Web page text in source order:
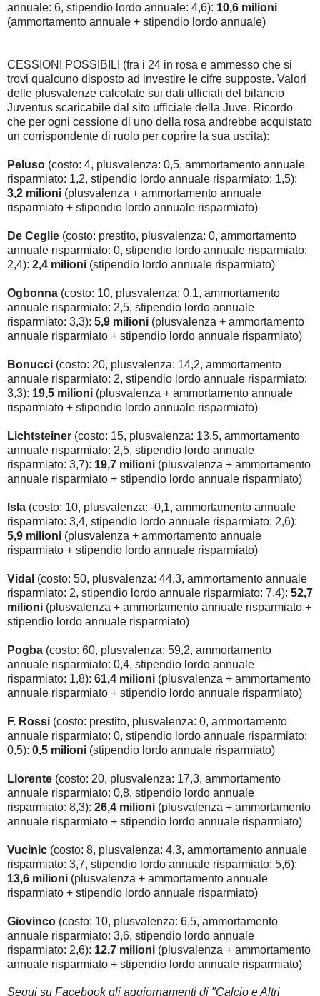
annuale: 6, stipendio lordo annuale: 4,6): 10,6 milioni
(ammortamento annuale + stipendio lordo annuale)
CESSIONI POSSIBILI (fra i 24 in rosa e ammesso che si
trovi qualcuno disposto ad investire le cifre supposte. Valori
delle plusvalenze calcolate sui dati ufficiali del bilancio
Juventus scaricabile dal sito ufficiale della Juve. Ricordo
che per ogni cessione di uno della rosa andrebbe acquistato
un corrispondente di ruolo per coprire la sua uscita):
Peluso (costo: 4, plusvalenza: 0,5, ammortamento annuale
risparmiato: 1,2, stipendio lordo annuale risparmiato: 1,5):
3,2 milioni (plusvalenza + ammortamento annuale
risparmiato + stipendio lordo annuale risparmiato)
De Ceglie (costo: prestito, plusvalenza: 0, ammortamento
annuale risparmiato: 0, stipendio lordo annuale risparmiato:
2,4): 2,4 milioni (stipendio lordo annuale risparmiato)
Ogbonna (costo: 10, plusvalenza: 0,1, ammortamento
annuale risparmiato: 2,5, stipendio lordo annuale
risparmiato: 3,3): 5,9 milioni (plusvalenza + ammortamento
annuale risparmiato + stipendio lordo annuale risparmiato)
Bonucci (costo: 20, plusvalenza: 14,2, ammortamento
annuale risparmiato: 2, stipendio lordo annuale risparmiato:
3,3): 19,5 milioni (plusvalenza + ammortamento annuale
risparmiato + stipendio lordo annuale risparmiato)
Lichtsteiner (costo: 15, plusvalenza: 13,5, ammortamento
annuale risparmiato: 2,5, stipendio lordo annuale
risparmiato: 3,7): 19,7 milioni (plusvalenza + ammortamento
annuale risparmiato + stipendio lordo annuale risparmiato)
Isla (costo: 10, plusvalenza: -0,1, ammortamento annuale
risparmiato: 3,4, stipendio lordo annuale risparmiato: 2,6):
5,9 milioni (plusvalenza + ammortamento annuale
risparmiato + stipendio lordo annuale risparmiato)
Vidal (costo: 50, plusvalenza: 44,3, ammortamento annuale
risparmiato: 2, stipendio lordo annuale risparmiato: 7,4): 52,7
milioni (plusvalenza + ammortamento annuale risparmiato +
stipendio lordo annuale risparmiato)
Pogba (costo: 60, plusvalenza: 59,2, ammortamento
annuale risparmiato: 0,4, stipendio lordo annuale
risparmiato: 1,8): 61,4 milioni (plusvalenza + ammortamento
annuale risparmiato + stipendio lordo annuale risparmiato)
F. Rossi (costo: prestito, plusvalenza: 0, ammortamento
annuale risparmiato: 0, stipendio lordo annuale risparmiato:
0,5): 0,5 milioni (stipendio lordo annuale risparmiato)
Llorente (costo: 20, plusvalenza: 17,3, ammortamento
annuale risparmiato: 0,8, stipendio lordo annuale
risparmiato: 8,3): 26,4 milioni (plusvalenza + ammortamento
annuale risparmiato + stipendio lordo annuale risparmiato)
Vucinic (costo: 8, plusvalenza: 4,3, ammortamento annuale
risparmiato: 3,7, stipendio lordo annuale risparmiato: 5,6):
13,6 milioni (plusvalenza + ammortamento annuale
risparmiato + stipendio lordo annuale risparmiato)
Giovinco (costo: 10, plusvalenza: 6,5, ammortamento
annuale risparmiato: 3,6, stipendio lordo annuale
risparmiato: 2,6): 12,7 milioni (plusvalenza + ammortamento
annuale risparmiato + stipendio lordo annuale risparmiato)
Segui su Facebook gli aggiornamenti di "Calcio e Altri